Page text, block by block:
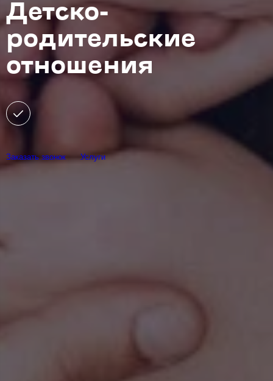
Детско-
родительские
отношения
Заказать звонок Услуги